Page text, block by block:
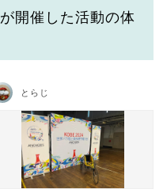
開催した活動の体
とらじ